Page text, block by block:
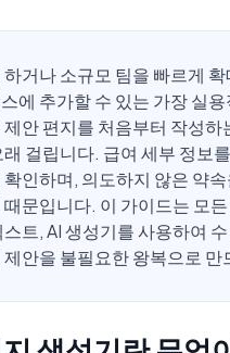
거나 소규모 팀을 빠르게
에 추가할 수 있는 가장 실
제안 편지를 처음부터 작성
걸립니다. 급여 세부 정보
확인하며, 의도하지 않은 약
때문입니다. 이 가이드는 모
트, AI 생성기를 사용하여
제안을 불필요한 왕복으로